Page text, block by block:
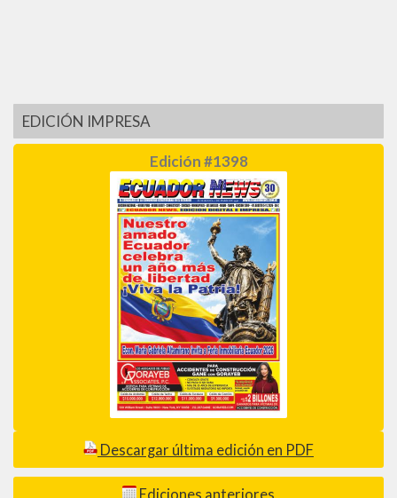
EDICIÓN IMPRESA
Edición #1398
Descargar última edición en PDF